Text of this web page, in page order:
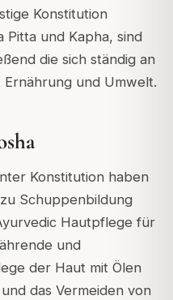
Konstitution
Pitta und Kapha, sind
die sich ständig an
Ernährung und Umwelt.
Konstitution haben
Schuppenbildung
Hautpflege für
und
der Haut mit Ölen
und das Vermeiden von